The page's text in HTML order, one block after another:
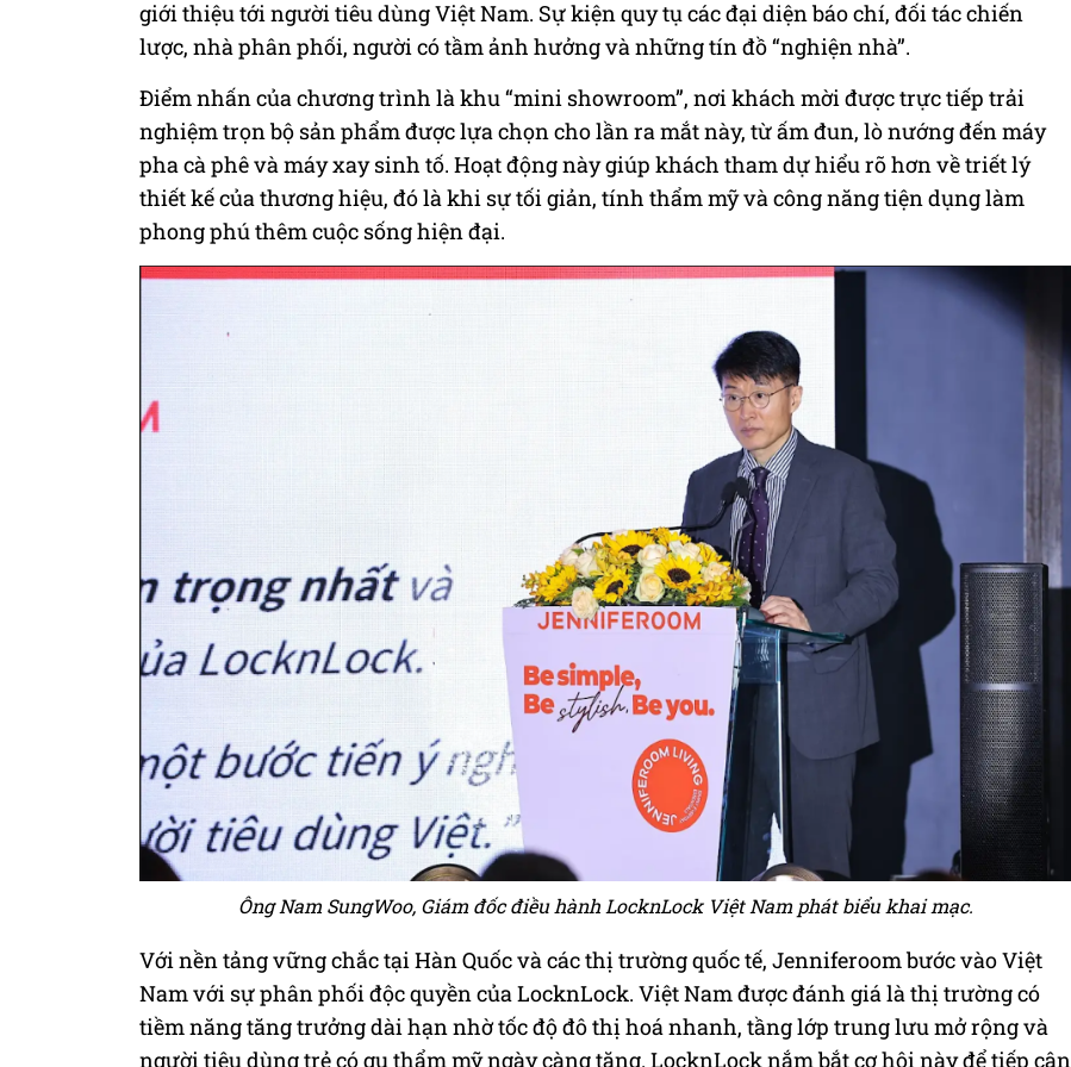
giới thiệu tới người tiêu dùng Việt Nam. Sự kiện quy tụ các đại diện báo chí, đối tác chiến
lược, nhà phân phối, người có tầm ảnh hưởng và những tín đồ “nghiện nhà”.
Điểm nhấn của chương trình là khu “mini showroom”, nơi khách mời được trực tiếp trải
nghiệm trọn bộ sản phẩm được lựa chọn cho lần ra mắt này, từ ấm đun, lò nướng đến máy
pha cà phê và máy xay sinh tố. Hoạt động này giúp khách tham dự hiểu rõ hơn về triết lý
thiết kế của thương hiệu, đó là khi sự tối giản, tính thẩm mỹ và công năng tiện dụng làm
phong phú thêm cuộc sống hiện đại.
Ông Nam SungWoo, Giám đốc điều hành LocknLock Việt Nam phát biểu khai mạc.
Với nền tảng vững chắc tại Hàn Quốc và các thị trường quốc tế, Jenniferoom bước vào Việt
Nam với sự phân phối độc quyền của LocknLock. Việt Nam được đánh giá là thị trường có
tiềm năng tăng trưởng dài hạn nhờ tốc độ đô thị hoá nhanh, tầng lớp trung lưu mở rộng và
người tiêu dùng trẻ có gu thẩm mỹ ngày càng tăng. LocknLock nắm bắt cơ hội này để tiếp cận